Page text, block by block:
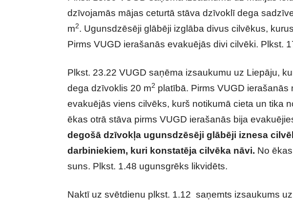
dzīvojamās mājas ceturtā stāva dzīvoklī dega
m2. Ugunsdzēsēji glābēji izglāba divus cilvēkus,
Pirms VUGD ierašanās evakuējās divi cilvēki. Plkst.
Plkst. 23.22 VUGD saņēma izsaukumu uz Liepāju,
dega dzīvoklis 20 m2 platībā. Pirms VUGD ierašanās
evakuējās viens cilvēks, kurš notikumā cieta un tika
ēkas otrā stāva pirms VUGD ierašanās bija
degošā dzīvokļa ugunsdzēsēji glābēji iznesa
darbiniekiem, kuri konstatēja cilvēka nāvi. No
suns. Plkst. 1.48 ugunsgrēks likvidēts.
Naktī uz svētdienu plkst. 1.12 saņemts izsaukums